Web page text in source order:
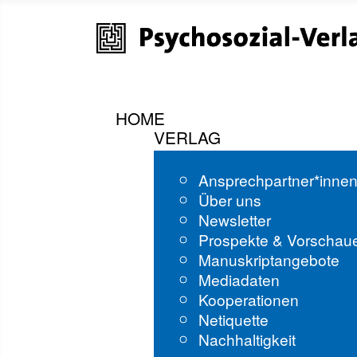
HOME
VERLAG
Über uns
Newsletter
Prospekte &
Manuskriptangebote
Mediadaten
Kooperationen
Netiquette
Nachhaltigkeit